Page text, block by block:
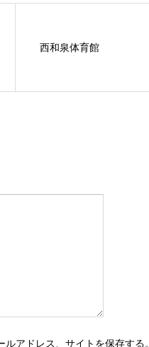
西和泉体育館
アドレス、サイトを保存する。